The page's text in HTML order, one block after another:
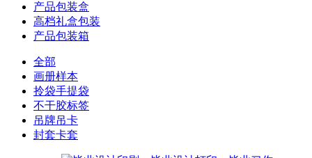
产品包装盒
高档礼盒包装
产品包装箱
全部
画册样本
拎袋手提袋
不干胶标签
吊牌吊卡
封套卡套